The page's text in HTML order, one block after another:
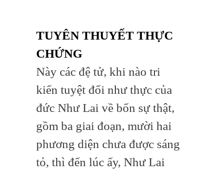
TUYÊN THUYẾT THỰC
CHỨNG
Này các đệ tử, khi nào tri
kiến tuyệt đối như thực của
đức Như Lai về bốn sự thật,
gồm ba giai đoạn, mười hai
phương diện chưa được sáng
tỏ, thì đến lúc ấy, Như Lai